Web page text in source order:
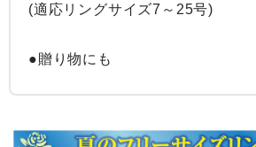
(適応リングサイズ7～25号)
●贈り物にも